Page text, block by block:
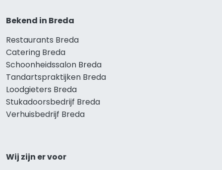
Bekend in Breda
Restaurants Breda
Catering Breda
Schoonheidssalon Breda
Tandartspraktijken Breda
Loodgieters Breda
Stukadoorsbedrijf Breda
Verhuisbedrijf Breda
Wij zijn er voor